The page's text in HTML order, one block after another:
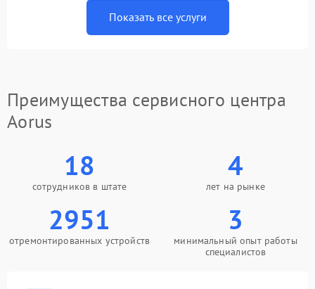
Показать все услуги
Преимущества сервисного центра
Aorus
18
сотрудников в штате
4
лет на рынке
2951
отремонтированных устройств
3
минимальный опыт работы
специалистов